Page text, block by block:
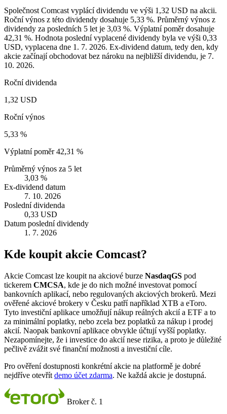
Společnost Comcast vyplácí dividendu ve výši 1,32 USD na akcii.
Roční výnos z této dividendy dosahuje 5,33 %. Průměrný výnos z
dividendy za posledních 5 let je 3,03 %. Výplatní poměr dosahuje
42,31 %. Hodnota poslední vyplacené dividendy byla ve výši 0,33
USD, vyplacena dne 1. 7. 2026. Ex-dividend datum, tedy den, kdy
akcie začínají obchodovat bez nároku na nejbližší dividendu, je 7.
10. 2026.
Roční dividenda
1,32 USD
Roční výnos
5,33 %
Výplatní poměr 42,31 %
Průměrný výnos za 5 let
3,03 %
Ex-dividend datum
7. 10. 2026
Poslední dividenda
0,33 USD
Datum poslední dividendy
1. 7. 2026
Kde koupit akcie Comcast?
Akcie Comcast lze koupit na akciové burze NasdaqGS pod
tickerem CMCSA, kde je do nich možné investovat pomocí
bankovních aplikací, nebo regulovaných akciových brokerů. Mezi
ověřené akciové brokery v Česku patří například XTB a eToro.
Tyto investiční aplikace umožňují nákup reálných akcií a ETF a to
za minimální poplatky, nebo zcela bez poplatků za nákup i prodej
akcií. Naopak bankovní aplikace obvykle účtují vyšší poplatky.
Nezapomínejte, že i investice do akcií nese rizika, a proto je důležité
pečlivě zvážit své finanční možnosti a investiční cíle.
Pro ověření dostupnosti konkrétní akcie na platformě je dobré
nejdříve otevřít demo účet zdarma. Ne každá akcie je dostupná.
Broker č. 1